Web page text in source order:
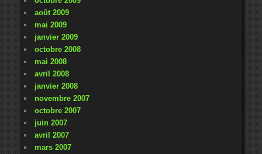
août 2009
mai 2009
janvier 2009
octobre 2008
mai 2008
avril 2008
janvier 2008
novembre 2007
octobre 2007
juin 2007
avril 2007
mars 2007